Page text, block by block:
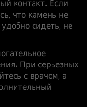
контакт. Если
что камень не
сидеть, не
При серьезных
с врачом, а